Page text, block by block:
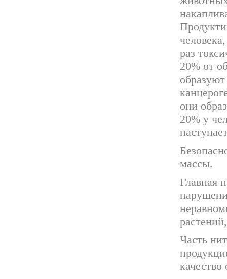
раз
20% от
они
20% у
массы.
Главная
Часть